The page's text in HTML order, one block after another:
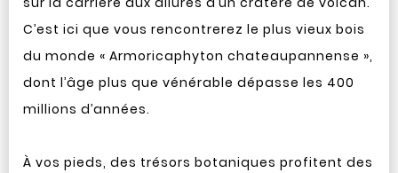
C’est ici que vous rencontrerez le plus vieux bois
du monde « Armoricaphyton chateaupannense »,
dont l’âge plus que vénérable dépasse les 400
millions d’années.
À vos pieds, des trésors botaniques profitent des